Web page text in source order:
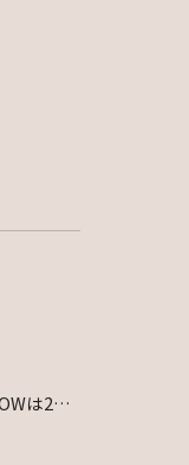
おかげさまでSLOWは2周年を迎えました☺️🙌